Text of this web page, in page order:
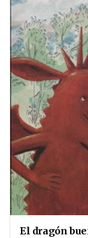
El dragón